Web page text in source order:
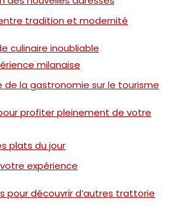
tradition et modernité
culinaire inoubliable
milanaise
de la gastronomie sur le tourisme
profiter pleinement de votre
plats du jour
expérience
pour découvrir d’autres trattorie